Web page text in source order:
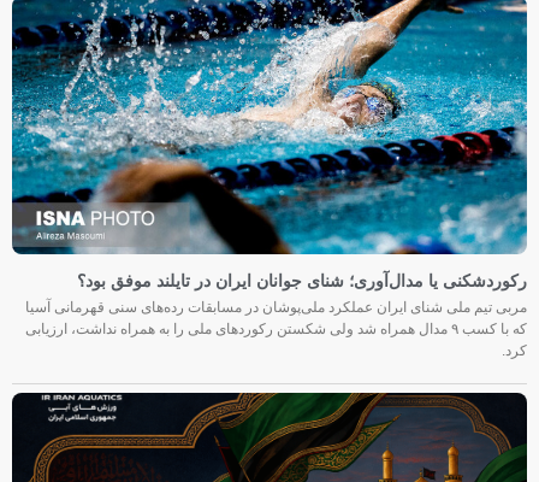
رکوردشکنی یا مدال‌آوری؛ شنای جوانان ایران در تایلند موفق بود؟
مربی تیم ملی شنای ایران عملکرد ملی‌پوشان در مسابقات رده‌های سنی قهرمانی آسیا
که با کسب ۹ مدال همراه شد ولی شکستن رکوردهای ملی را به همراه نداشت، ارزیابی
کرد.